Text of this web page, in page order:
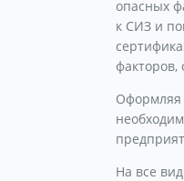
опасных
к СИЗ и
Оформляя
На все